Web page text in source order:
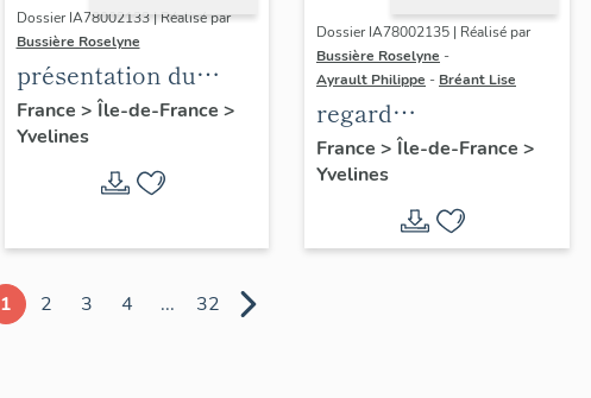
Dossier IA78002133 | Réalisé par
Bussière Roselyne
présentation du
diagnostic
patrimonial, urbain
et paysager de Seine-
France > Île-de-France >
Yvelines
Dossier IA78002135 | Réalisé par
Bussière Roselyne -
Ayrault Philippe - Bréant Lise
regard
photographique sur
le territoire de Seine-
France > Île-de-France >
Yvelines
1 2 3 4 ... 32